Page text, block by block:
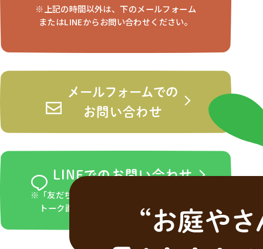
※上記の時間以外は、下のメールフォーム
またはLINEからお問い合わせください。
メールフォームでの
お問い合わせ
LINEでのお問い合わせ
※「友だち追加」ボタンをタップ後、LINEの
トーク画面からお問い合わせください。